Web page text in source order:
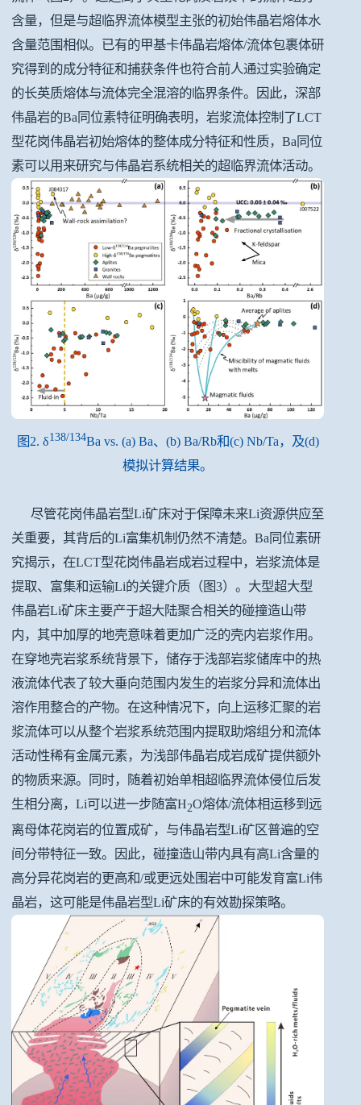
含量，但是与超临界流体模型主张的初始伟晶岩熔体水
含量范围相似。已有的甲基卡伟晶岩熔体/流体包裹体研
究得到的成分特征和捕获条件也符合前人通过实验确定
的长英质熔体与流体完全混溶的临界条件。因此，深部
伟晶岩的Ba同位素特征明确表明，岩浆流体控制了LCT
型花岗伟晶岩初始熔体的整体成分特征和性质，Ba同位
素可以用来研究与伟晶岩系统相关的超临界流体活动。
图2. δ138/134Ba vs. (a) Ba、(b) Ba/Rb和(c) Nb/Ta，及(d)
模拟计算结果。
尽管花岗伟晶岩型Li矿床对于保障未来Li资源供应至
关重要，其背后的Li富集机制仍然不清楚。Ba同位素研
究揭示，在LCT型花岗伟晶岩成岩过程中，岩浆流体是
提取、富集和运输Li的关键介质 （图3） 。大型超大型
伟晶岩Li矿床主要产于超大陆聚合相关的碰撞造山带
内，其中加厚的地壳意味着更加广泛的壳内岩浆作用。
在穿地壳岩浆系统背景下，储存于浅部岩浆储库中的热
液流体代表了较大垂向范围内发生的岩浆分异和流体出
溶作用整合的产物。在这种情况下，向上运移汇聚的岩
浆流体可以从整个岩浆系统范围内提取助熔组分和流体
活动性稀有金属元素，为浅部伟晶岩成岩成矿提供额外
的物质来源。同时，随着初始单相超临界流体侵位后发
生相分离，Li可以进一步随富H2O熔体/流体相运移到远
离母体花岗岩的位置成矿，与伟晶岩型Li矿区普遍的空
间分带特征一致。因此，碰撞造山带内具有高Li含量的
高分异花岗岩的更高和/或更远处围岩中可能发育富Li伟
晶岩，这可能是伟晶岩型Li矿床的有效勘探策略。